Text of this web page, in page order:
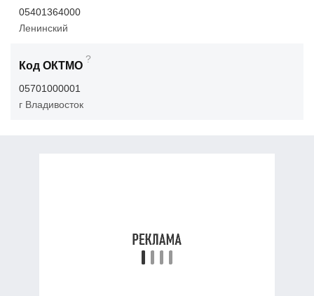
05401364000
Ленинский
Код ОКТМО
?
05701000001
г Владивосток